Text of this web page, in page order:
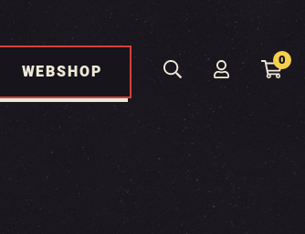
WEBSHOP
0